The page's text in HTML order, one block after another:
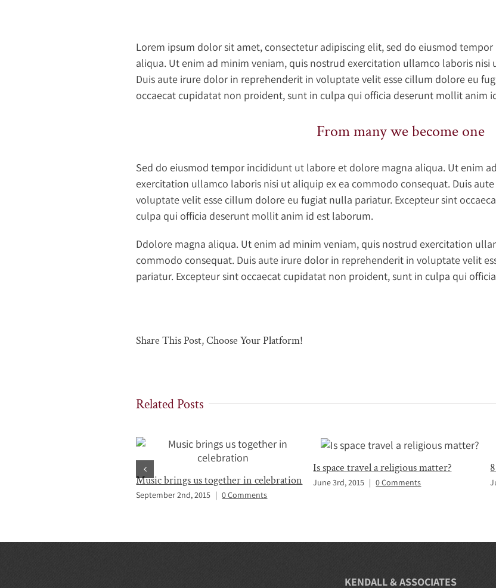
Lorem ipsum dolor sit amet, consectetur adipiscing elit, sed do eiusmod
aliqua. Ut enim ad minim veniam, quis nostrud exercitation ullamco laboris nisi
Duis aute irure dolor in reprehenderit in voluptate velit esse cillum dolore eu
occaecat cupidatat non proident, sunt in culpa qui officia deserunt mollit anim
From many we become one
Sed do eiusmod tempor incididunt ut labore et dolore magna aliqua. Ut enim
exercitation ullamco laboris nisi ut aliquip ex ea commodo consequat. Duis
voluptate velit esse cillum dolore eu fugiat nulla pariatur. Excepteur sint
culpa qui officia deserunt mollit anim id est laborum.
Ddolore magna aliqua. Ut enim ad minim veniam, quis nostrud exercitation
commodo consequat. Duis aute irure dolor in reprehenderit in voluptate velit
pariatur. Excepteur sint occaecat cupidatat non proident, sunt in culpa qui
Share This Post, Choose Your Platform!
Related Posts
Music brings us together in celebration
September 2nd, 2015 | 0 Comments
Is space travel a religious matter?
June 3rd, 2015 | 0 Comments
KENDALL & ASSOCIATES